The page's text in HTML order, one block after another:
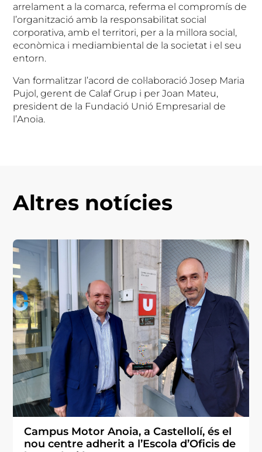
arrelament a la comarca, referma el compromís de
l’organització amb la responsabilitat social
corporativa, amb el territori, per a la millora social,
econòmica i mediambiental de la societat i el seu
entorn.
Van formalitzar l’acord de col·laboració Josep Maria
Pujol, gerent de Calaf Grup i per Joan Mateu,
president de la Fundació Unió Empresarial de
l’Anoia.
Altres notícies
Campus Motor Anoia, a Castellolí, és el
nou centre adherit a l’Escola d’Oficis de